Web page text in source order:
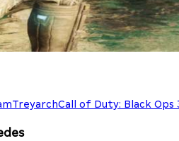
TreyarchCall of Duty: Black Ops